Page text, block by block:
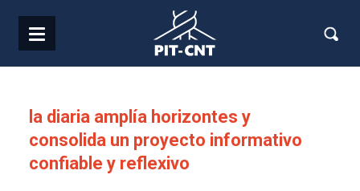
la diaria amplía horizontes y
consolida un proyecto informativo
confiable y reflexivo